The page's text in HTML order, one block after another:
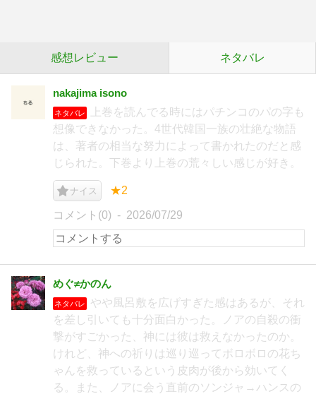
感想レビュー ネタバレ
nakajima isono
ネタバレ
上巻を読んでる時にはパチンコのパの字も
想像できなかった。4世代韓国一族の壮絶な物語
は、著者の相当な努力によって書かれたのだと感
じられた。下巻より上巻の荒々しい感じが好き。
ナイス ★2
コメント(0) 2026/07/29
めぐ≠かのん
ネタバレ
やや風呂敷を広げすぎた感はあるが、それ
を差し引いても十分面白かった。ノアの自殺の衝
撃がすごかった、神には彼は救えなかったのか。
けれど、神への祈りは巡り巡ってボロボロの花ち
ゃんを救っているという皮肉が後から効いてく
る。また、ノアに会う直前のソンジャ→ハンスの